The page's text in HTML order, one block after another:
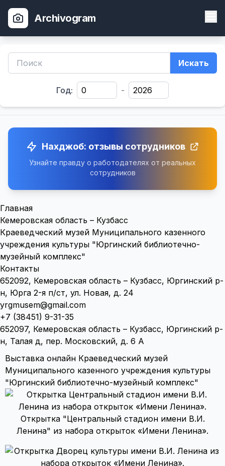
Archivogram
Искать
Год: -
Нахджоб: отзывы сотрудников
Узнайте правду о работодателях от реальных
сотрудников
Главная
Кемеровская область – Кузбасс
Краеведческий музей Муниципального казенного
учреждения культуры "Юргинский библиотечно-
музейный комплекс"
Контакты
652092, Кемеровская область – Кузбасс, Юргинский р-
н, Юрга 2-я п/ст, ул. Новая, д. 24
yrgmusem@gmail.com
+7 (38451) 9-31-35
652097, Кемеровская область – Кузбасс, Юргинский р-
н, Талая д, пер. Московский, д. 6 А
Выставка онлайн Краеведческий музей
Муниципального казенного учреждения культуры
"Юргинский библиотечно-музейный комплекс"
Открытка "Центральный стадион имени В.И.
Ленина" из набора открыток «Имени Ленина».